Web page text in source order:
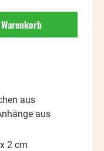
gewünschten
aus
aus
2 cm